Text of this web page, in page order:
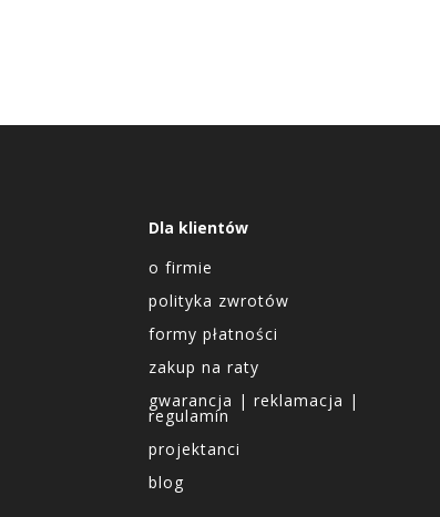
Dla klientów
o firmie
polityka zwrotów
formy płatności
zakup na raty
gwarancja | reklamacja |
regulamin
projektanci
blog